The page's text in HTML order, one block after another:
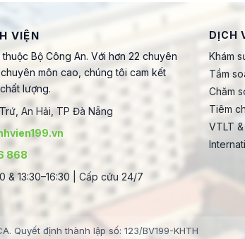
VIỆN
Bộ Công An. Với hơn 22 chuyên
môn cao, chúng tôi cam kết
lượng.
An Hải, TP Đà Nẵng
868
& 13:30–16:30 | Cấp cứu 24/7
DỊCH
Khám
Tầm
Chăm
Tiêm
VTLT
Quyết định thành lập số: 123/BV199-KHTH